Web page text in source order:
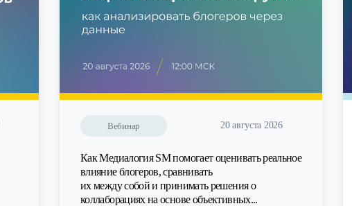
Вебинар 20 августа 2026
Как Медиалогия SM помогает оценивать реальное
влияние блогеров, сравнивать
их между собой и принимать решения о
коллаборациях на основе объективных...